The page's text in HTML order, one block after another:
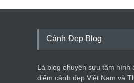
Cảnh Đẹp Blog
Là blog chuyên sưu tầm hình
điểm cảnh đẹp Việt Nam và